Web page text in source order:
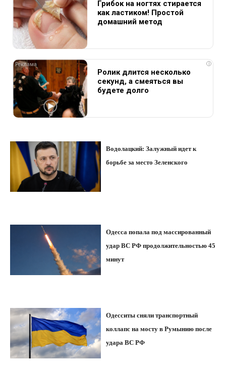
Грибок на ногтях стирается
как ластиком! Простой
домашний метод
i
Ролик длится несколько
секунд, а смеяться вы
будете долго
Водолацкий: Залужный идет к
борьбе за место Зеленского
Одесса попала под массированный
удар ВС РФ продолжительностью 45
минут
Одесситы сняли транспортный
коллапс на мосту в Румынию после
удара ВС РФ